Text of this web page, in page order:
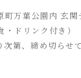
万葉公園内 ⽞関
ドリンク付き）
第、締め切らせ